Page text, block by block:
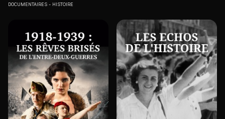
DOCUMENTAIRES HISTOIRE